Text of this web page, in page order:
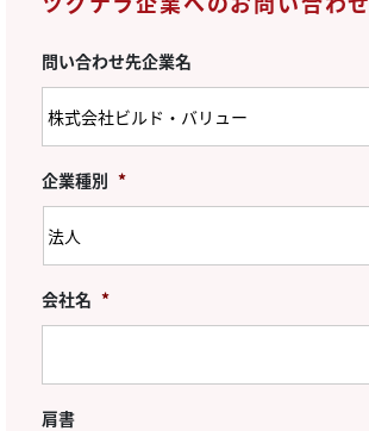
問い合わせ先企業名
企業種別 *
会社名 *
肩書